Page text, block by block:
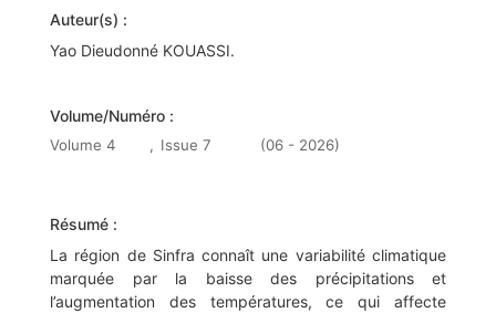
Auteur(s) :
Yao Dieudonné KOUASSI.
Volume/Numéro :
Volume 4 , Issue 7 (06 - 2026)
Résumé :
La région de Sinfra connaît une variabilité climatique
marquée par la baisse des précipitations et
l’augmentation des températures, ce qui affecte